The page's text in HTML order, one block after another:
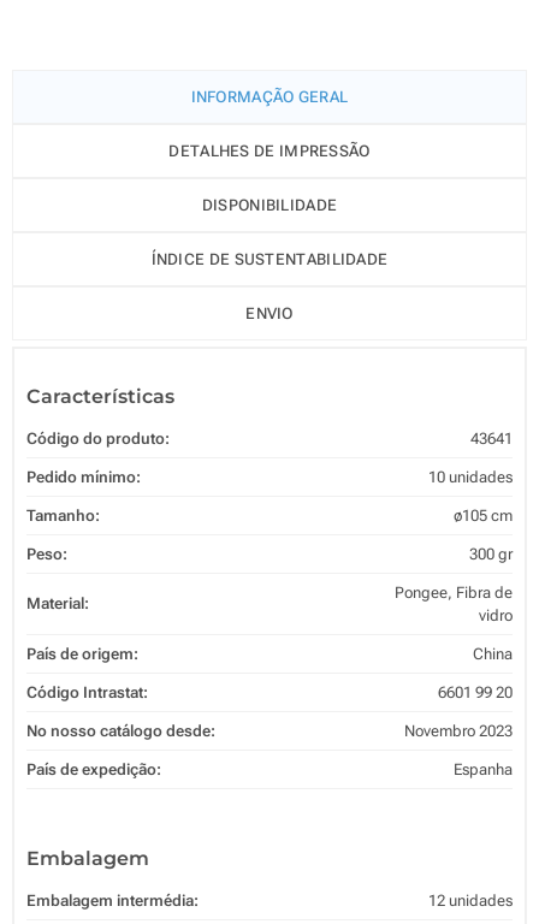
INFORMAÇÃO GERAL
DETALHES DE IMPRESSÃO
DISPONIBILIDADE
ÍNDICE DE SUSTENTABILIDADE
ENVIO
Características
Código do produto: 43641
Pedido mínimo: 10 unidades
Tamanho: ø105 cm
Peso: 300 gr
Material:
Pongee, Fibra de
vidro
País de origem: China
Código Intrastat: 6601 99 20
No nosso catálogo desde: Novembro 2023
País de expedição: Espanha
Embalagem
Embalagem intermédia: 12 unidades